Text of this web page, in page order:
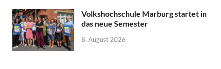
Volkshochschule Marburg startet in
das neue Semester
8. August 2026